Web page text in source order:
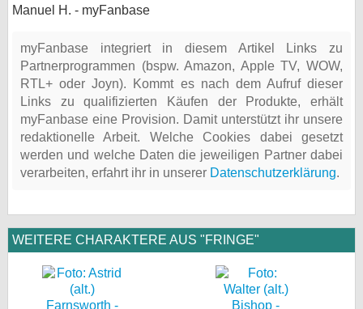
Manuel H. - myFanbase
myFanbase integriert in diesem Artikel Links zu
Partnerprogrammen (bspw. Amazon, Apple TV, WOW,
RTL+ oder Joyn). Kommt es nach dem Aufruf dieser
Links zu qualifizierten Käufen der Produkte, erhält
myFanbase eine Provision. Damit unterstützt ihr unsere
redaktionelle Arbeit. Welche Cookies dabei gesetzt
werden und welche Daten die jeweiligen Partner dabei
verarbeiten, erfahrt ihr in unserer Datenschutzerklärung.
WEITERE CHARAKTERE AUS "FRINGE"